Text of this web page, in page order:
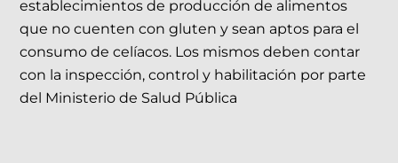
establecimientos de producción de alimentos
que no cuenten con gluten y sean aptos para el
consumo de celíacos. Los mismos deben contar
con la inspección, control y habilitación por parte
del Ministerio de Salud Pública